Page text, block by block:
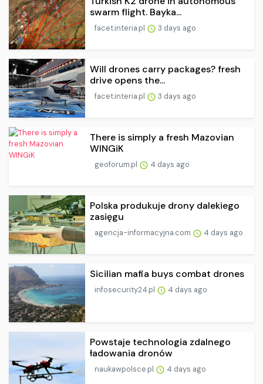
swarm flight. Bayka...
facet.interia.pl 3 days ago
Will drones carry packages? fresh
drive opens the...
facet.interia.pl 3 days ago
There is simply a fresh Mazovian
WINGiK
geoforum.pl 4 days ago
Polska produkuje drony dalekiego
zasięgu
agencja-informacyjna.com 4 days ago
Sicilian mafia buys combat drones
infosecurity24.pl 4 days ago
Powstaje technologia zdalnego
ładowania dronów
naukawpolsce.pl 4 days ago